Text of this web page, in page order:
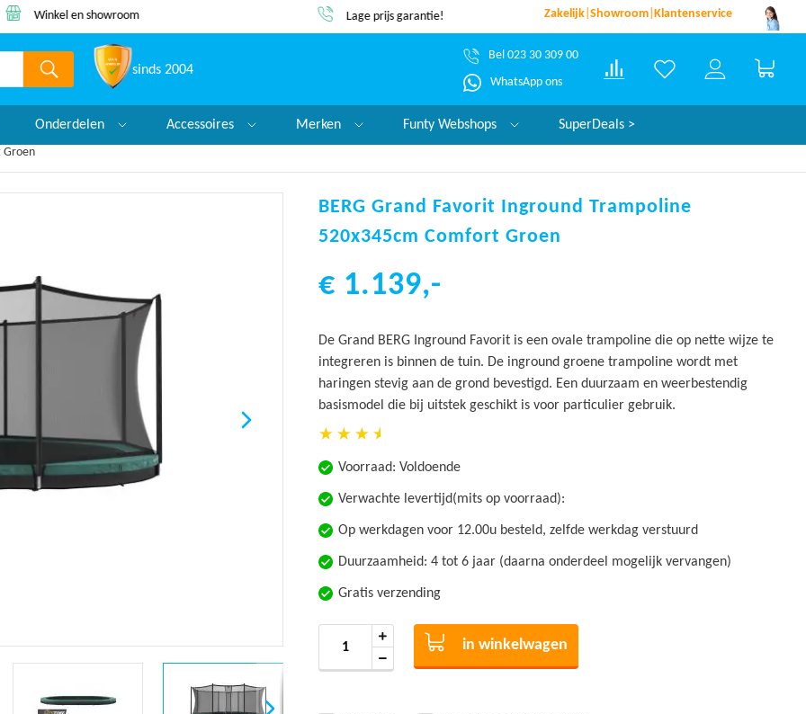
Groen
BERG Grand Favorit Inground Trampoline
520x345cm Comfort Groen
€ 1.139,-
De Grand BERG Inground Favorit is een ovale trampoline die op nette wijze te
integreren is binnen de tuin. De inground groene trampoline wordt met
haringen stevig aan de grond bevestigd. Een duurzaam en weerbestendig
basismodel die bij uitstek geschikt is voor particulier gebruik.
Voorraad:Voldoende
Verwachte levertijd(mits op voorraad):
Op werkdagen voor 12.00u besteld, zelfde werkdag verstuurd
Duurzaamheid: 4 tot 6 jaar (daarna onderdeel mogelijk vervangen)
Gratis verzending
in winkelwagen
Winkel en showroom Lage prijs garantie! dezelfde werkdag verzonden*
Zakelijk Showroom Klantenservice
sinds 2004
Bel 023 30 309 00
WhatsApp ons
Onderdelen Accessoires Merken Funty Webshops SuperDeals >